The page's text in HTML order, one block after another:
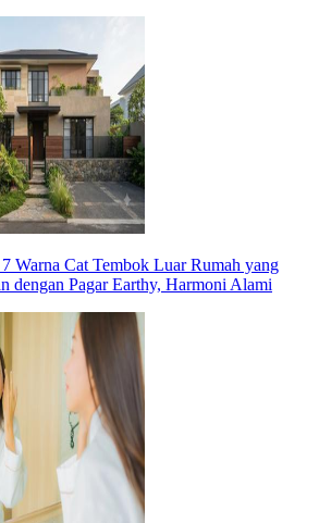
7 Warna Cat Tembok Luar Rumah yang
dengan Pagar Earthy, Harmoni Alami